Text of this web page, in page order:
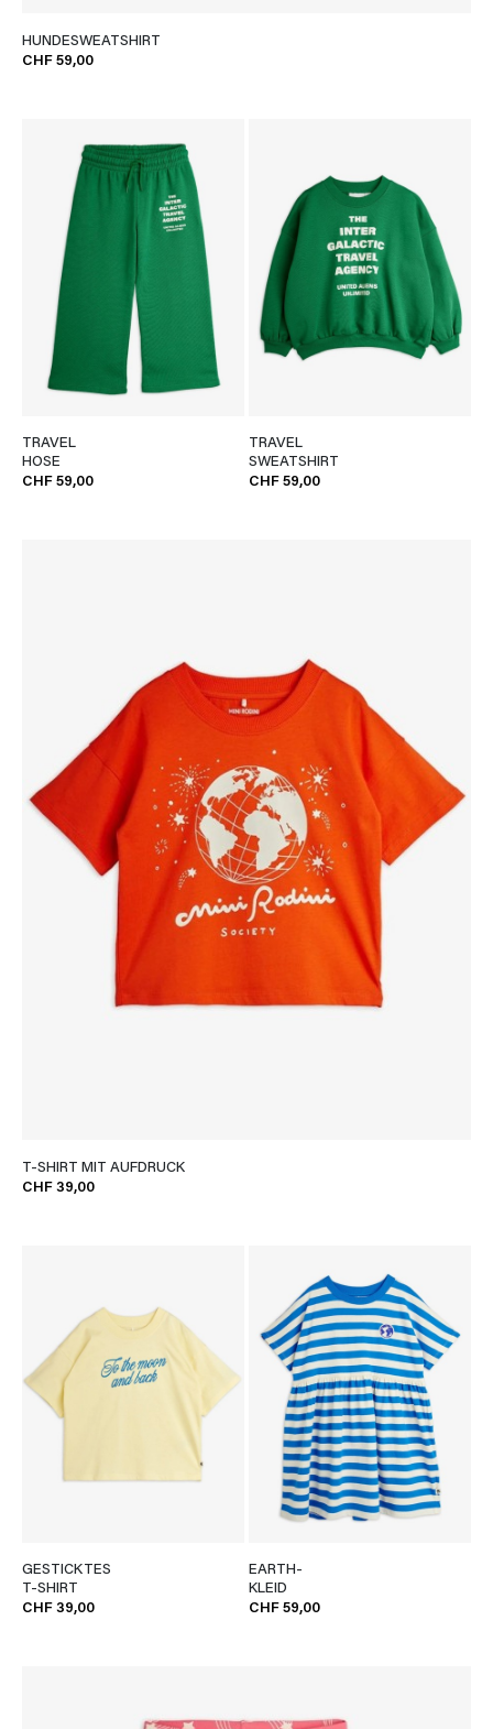
HUNDESWEATSHIRT
CHF 59,00
TRAVEL
HOSE
CHF 59,00
TRAVEL
SWEATSHIRT
CHF 59,00
T-SHIRT MIT AUFDRUCK
CHF 39,00
GESTICKTES
T-SHIRT
CHF 39,00
EARTH-
KLEID
CHF 59,00